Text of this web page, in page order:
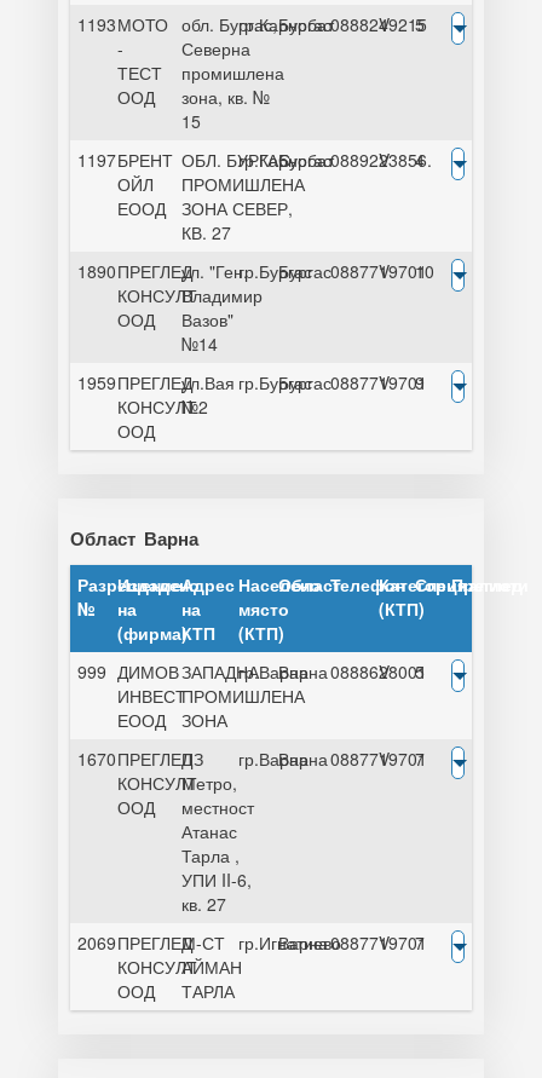
1193МОТО
-
ТЕСТ
ООД
обл. Бургас,
Северна
промишлена
зона, кв. №
15
гр.Карнобат
Бургас0888249215
V 5
1197БРЕНТ
ОЙЛ
ЕООД
ОБЛ. БУРГАС,
ПРОМИШЛЕНА
ЗОНА СЕВЕР,
КВ. 27
гр.Карнобат
Бургас0889223856.
V 4
1890ПРЕГЛЕД
КОНСУЛТ
ООД
ул. "Ген.
Владимир
Вазов"
№14
гр.Бургас
Бургас0887719701
V 10
1959ПРЕГЛЕД
КОНСУЛТ
ООД
ул.Вая
№2
гр.Бургас
Бургас0887719701
V 9
Област Варна
Разрешение
№
Издадено
на
(фирма)
Адрес
на
КТП
Населено
място
(КТП)
ОбластТелефонКатегория
(КТП)
Специалисти
Преглед
999 ДИМОВ
ИНВЕСТ
ЕООД
ЗАПАДНА
ПРОМИШЛЕНА
ЗОНА
гр.Варна
Варна0888628001
V 5
1670ПРЕГЛЕД
КОНСУЛТ
ООД
ПЗ
Метро,
местност
Атанас
Тарла ,
УПИ II-6,
кв. 27
гр.Варна
Варна0887719701
V 7
2069ПРЕГЛЕД
КОНСУЛТ
ООД
М-СТ
АЙМАН
ТАРЛА
гр.Игнатиево
Варна0887719701
V 7